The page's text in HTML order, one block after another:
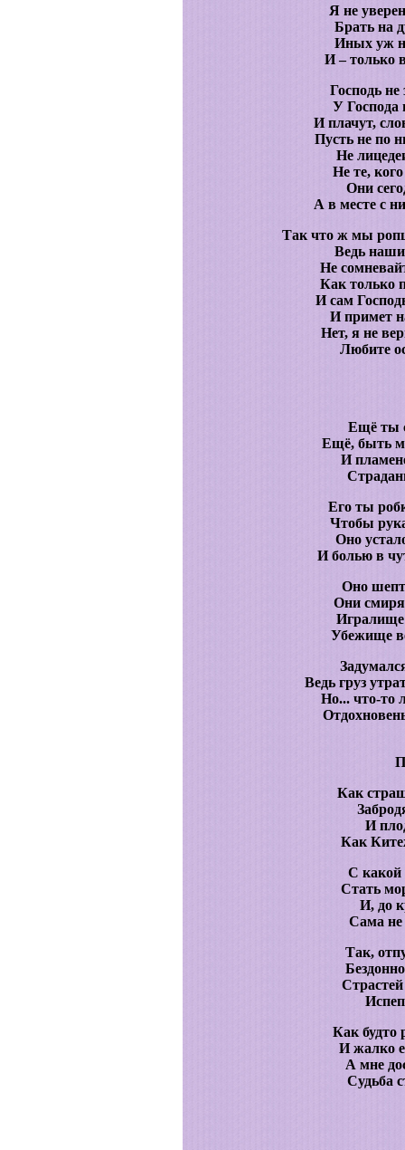
Я не
Брать на
Иных уж
И – только
Господь
У Господа
И плачут,
Пусть не по
Не
Не те,
Они
А в месте с
Так что ж мы
Ведь наши
Не
Как только
И сам
И примет
Нет, я не
Любите
Ещё ты
Ещё, быть
И
Его ты
Чтобы
Оно
И болью в
Оно
Они
Игралище
Убежище
Ведь груз
Но... что-то
Как
И
Как
С какой
Стать
И, до
Сама не
Так,
Как будто
И жалко
А мне
Судьба